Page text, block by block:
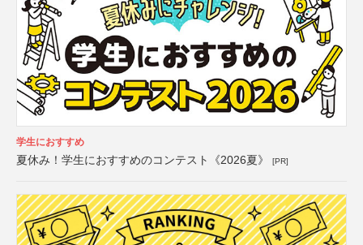
学生におすすめ
夏休み！学生におすすめのコンテスト《2026夏》 [PR]